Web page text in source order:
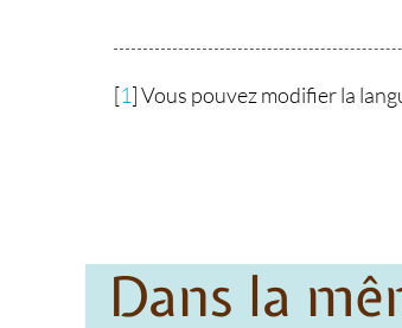
[1]Vous pouvez modifier la
Dans la